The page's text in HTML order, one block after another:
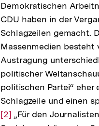
Demokratischen
CDU haben in der
Schlagzeilen gemacht.
Massenmedien besteht
Austragung
politischer
politischen Partei“ eher
Schlagzeile und einen
Zur
[2] „Für den